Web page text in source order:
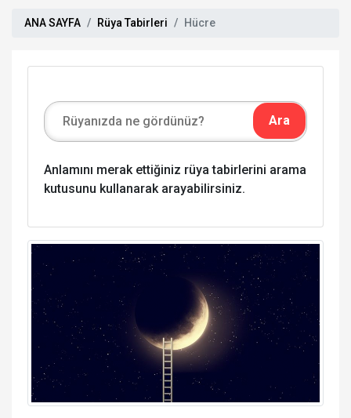
ANA SAYFA Rüya Tabirleri Hücre
Anlamını merak ettiğiniz rüya tabirlerini arama
kutusunu kullanarak arayabilirsiniz.